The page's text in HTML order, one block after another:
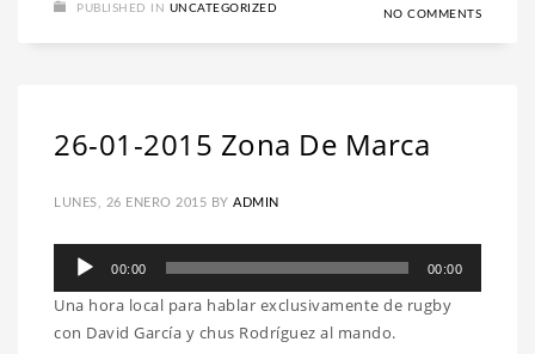
PUBLISHED IN UNCATEGORIZED NO COMMENTS
26-01-2015 Zona De Marca
LUNES, 26 ENERO 2015 BY ADMIN
Reproductor
audio
00:00 00:00
Una hora local para hablar exclusivamente de rugby
con David García y chus Rodríguez al mando.